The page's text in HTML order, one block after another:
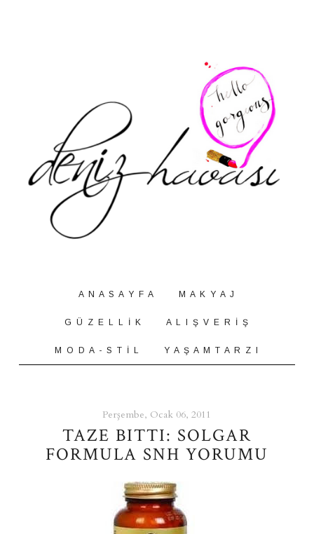
A N A S A Y F A M A K Y A J
G Ü Z E L L İ K A L I Ş V E R İ Ş
M O D A - S T İ L Y A Ş A M T A R Z I
Perşembe, Ocak 06, 2011
TAZE BITTI: SOLGAR
FORMULA SNH YORUMU